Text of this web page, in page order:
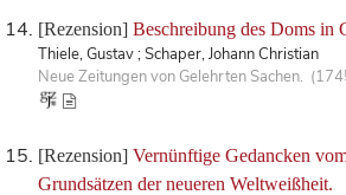
[Rezension] Beschreibung des Doms in
Thiele, Gustav ; Schaper, Johann Christian
Neue Zeitungen von Gelehrten Sachen.
[Rezension] Vernünftige Gedancken
Grundsätzen der neueren Weltweißheit.